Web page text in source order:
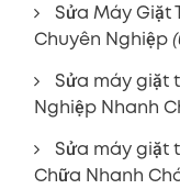
Sửa Máy Giặt
Chuyên Nghiệp
Sửa máy giặt
Nghiệp Nhanh
Sửa máy giặt
Chữa Nhanh